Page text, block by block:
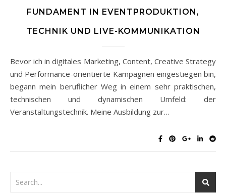
FUNDAMENT IN EVENTPRODUKTION,
TECHNIK UND LIVE-KOMMUNIKATION
Bevor ich in digitales Marketing, Content, Creative Strategy
und Performance-orientierte Kampagnen eingestiegen bin,
begann mein beruflicher Weg in einem sehr praktischen,
technischen und dynamischen Umfeld: der
Veranstaltungstechnik. Meine Ausbildung zur…